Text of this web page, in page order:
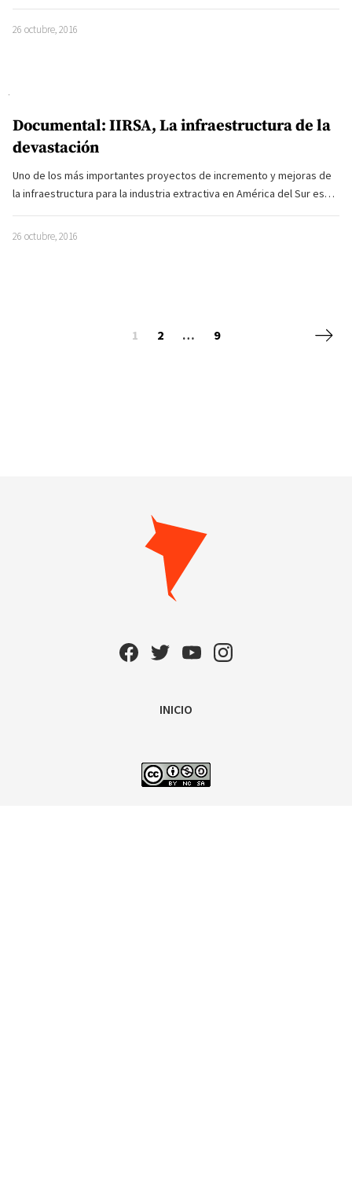
26 octubre, 2016
Documental: IIRSA, La infraestructura de la
devastación
Uno de los más importantes proyectos de incremento y mejoras de
la infraestructura para la industria extractiva en América del Sur es…
26 octubre, 2016
Posts navigation
1 2 … 9
INICIO